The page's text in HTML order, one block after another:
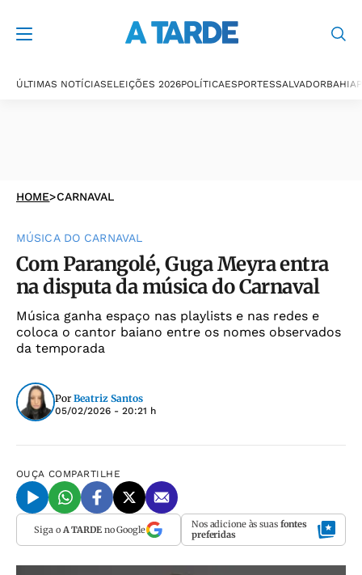
ÚLTIMAS NOTÍCIASELEIÇÕES 2026POLÍTICAESPORTESSALVADORBAHIA
HOME>CARNAVAL
MÚSICA DO CARNAVAL
Com Parangolé, Guga Meyra entra
na disputa da música do Carnaval
Música ganha espaço nas playlists e nas redes e
coloca o cantor baiano entre os nomes observados
da temporada
Por Beatriz Santos
05/02/2026 - 20:21 h
OUÇA COMPARTILHE
Siga o A TARDEno Google Nos adicione às suas fontes
preferidas